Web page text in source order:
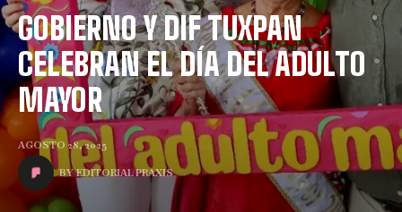
GOBIERNO Y DIF TUXPAN
CELEBRAN EL DÍA DEL ADULTO
MAYOR
AGOSTO 28, 2025
BY EDITORIAL PRAXIS